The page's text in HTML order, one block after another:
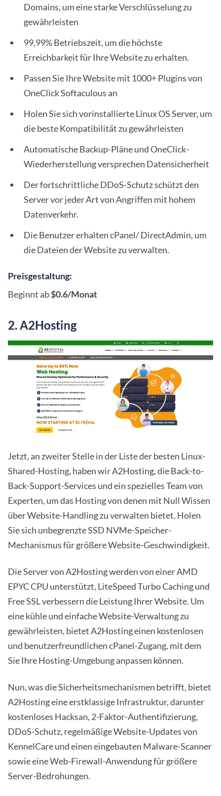
Domains, um eine starke Verschlüsselung zu
gewährleisten
99,99% Betriebszeit, um die höchste
Erreichbarkeit für Ihre Website zu erhalten.
Passen Sie Ihre Website mit 1000+ Plugins von
OneClick Softaculous an
Holen Sie sich vorinstallierte Linux OS Server, um
die beste Kompatibilität zu gewährleisten
Automatische Backup-Pläne und OneClick-
Wiederherstellung versprechen Datensicherheit
Der fortschrittliche DDoS-Schutz schützt den
Server vor jeder Art von Angriffen mit hohem
Datenverkehr.
Die Benutzer erhalten cPanel/ DirectAdmin, um
die Dateien der Website zu verwalten.
Preisgestaltung:
Beginnt ab$0.6/Monat
2. A2Hosting
Jetzt, an zweiter Stelle in der Liste der besten Linux-
Shared-Hosting, haben wir A2Hosting, die Back-to-
Back-Support-Services und ein spezielles Team von
Experten, um das Hosting von denen mit Null Wissen
über Website-Handling zu verwalten bietet. Holen
Sie sich unbegrenzte SSD NVMe-Speicher-
Mechanismus für größere Website-Geschwindigkeit.
Die Server von A2Hosting werden von einer AMD
EPYC CPU unterstützt, LiteSpeed Turbo Caching und
Free SSL verbessern die Leistung Ihrer Website. Um
eine kühle und einfache Website-Verwaltung zu
gewährleisten, bietet A2Hosting einen kostenlosen
und benutzerfreundlichen cPanel-Zugang, mit dem
Sie Ihre Hosting-Umgebung anpassen können.
Nun, was die Sicherheitsmechanismen betrifft, bietet
A2Hosting eine erstklassige Infrastruktur, darunter
kostenloses Hacksan, 2-Faktor-Authentifizierung,
DDoS-Schutz, regelmäßige Website-Updates von
KennelCare und einen eingebauten Malware-Scanner
sowie eine Web-Firewall-Anwendung für größere
Server-Bedrohungen.